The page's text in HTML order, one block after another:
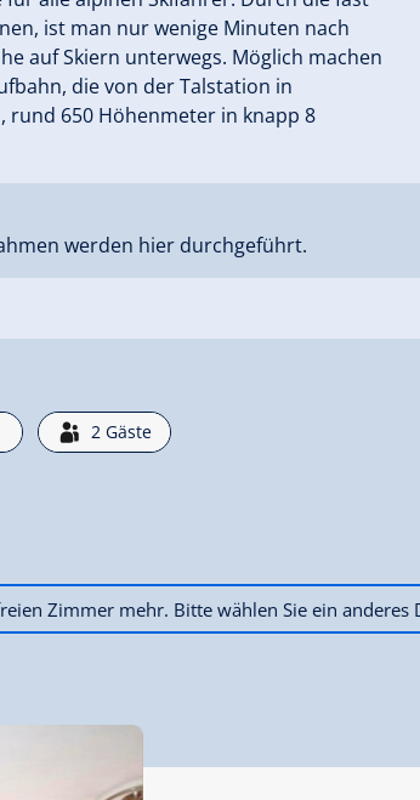
ist man nur wenige Minuten nach
auf Skiern unterwegs. Möglich machen
die von der Talstation in
rund 650 Höhenmeter in knapp 8
werden hier durchgeführt.
2 Gäste
Zimmer mehr. Bitte wählen Sie ein anderes